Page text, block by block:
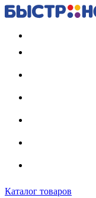
Каталог товаров